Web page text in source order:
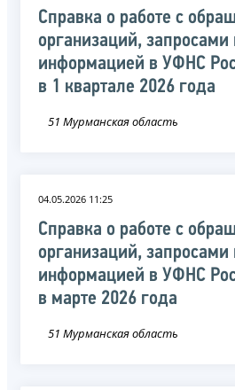
Справка о работе с
организаций, запросами
информацией в УФНС
в 1 квартале 2026 года
51 Мурманская область
04.05.2026 11:25
Справка о работе с
организаций, запросами
информацией в УФНС
в марте 2026 года
51 Мурманская область